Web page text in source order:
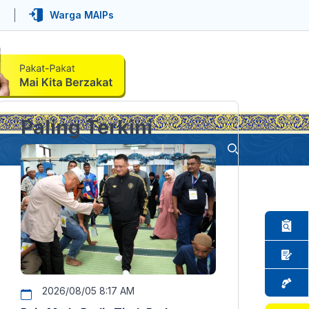
Warga MAIPs
Paling Terkini
2026/08/05 8:17 AM